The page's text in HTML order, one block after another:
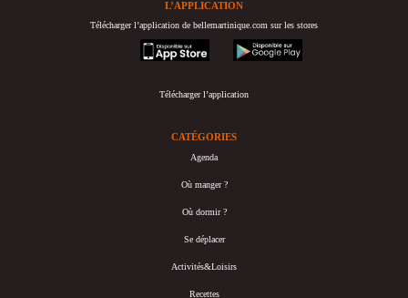
L’APPLICATION
Télécharger l’application de bellemartinique.com sur les stores
appstore
googleplay
Télécharger l’application
CATÉGORIES
Agenda
Où manger ?
Où dormir ?
Se déplacer
Activités&Loisirs
Recettes